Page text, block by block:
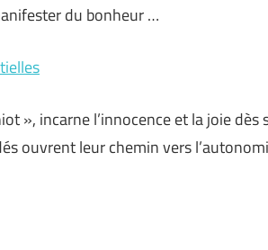
du bonheur …
», incarne l’innocence et la joie dès
ouvrent leur chemin vers